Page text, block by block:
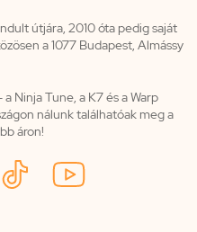
útjára, 2010 óta pedig saját
a 1077 Budapest, Almássy
Ninja Tune, a K7 és a Warp
nálunk találhatóak meg a
áron!